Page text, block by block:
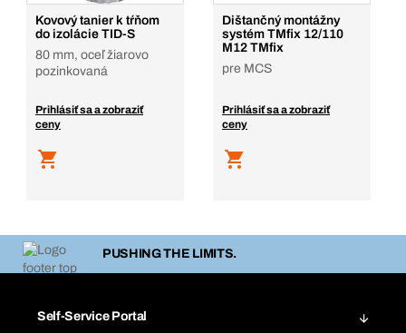
Kovový tanier k tŕňom
do izolácie TID-S
80 mm, oceľ žiarovo
pozinkovaná
Prihlásiť sa a zobraziť
ceny
Dištančný montážny
systém TMfix 12/110
M12 TMfix
pre MCS
Prihlásiť sa a zobraziť
ceny
PUSHING THE LIMITS.
Self-Service Portal